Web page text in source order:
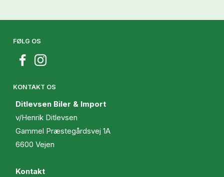
FØLG OS
KONTAKT OS
Ditlevsen Biler & Import
v/Henrik Ditlevsen
Gammel Præstegårdsvej 1A
6600 Vejen
Kontakt